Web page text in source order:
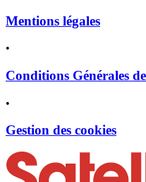
Mentions légales
•
Conditions Générales
•
Gestion des cookies